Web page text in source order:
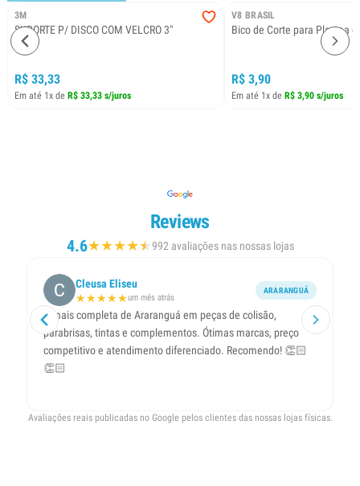
3M
SUPORTE P/ DISCO COM VELCRO 3"
R$ 33,33
Em até 1x de R$ 33,33 s/juros
V8 BRASIL
Bico de Corte para Plasma
R$ 3,90
Em até 1x de R$ 3,90 s/juros
Reviews
4.6★★★★★
★992 avaliações nas nossas lojas
Cleusa Eliseu
★★★★★um mês atrás
ARARANGUÁ
A mais completa de Araranguá em peças de colisão,
parabrisas, tintas e complementos. Ótimas marcas, preço
competitivo e atendimento diferenciado. Recomendo! 👏🏻
👏🏻
Avaliações reais publicadas no Google pelos clientes das nossas lojas físicas.